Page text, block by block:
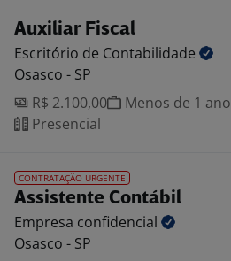
Auxiliar Fiscal
Escritório de Contabilidade
Osasco - SP
R$ 2.100,00
Menos de 1 ano
Presencial
CONTRATAÇÃO URGENTE
Assistente Contábil
Empresa confidencial
Osasco - SP